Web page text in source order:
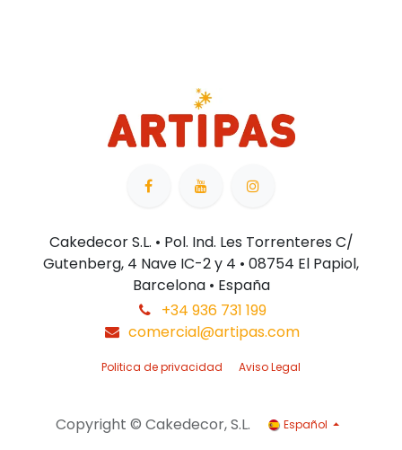
Cakedecor S.L. • Pol. Ind. Les Torrenteres C/
Gutenberg, 4 Nave IC-2 y 4 • 08754 El Papiol,
Barcelona • España
+34 936 731 199
comercial@artipas.com
Politica de privacidad Aviso Legal
Copyright © Cakedecor, S.L. Español